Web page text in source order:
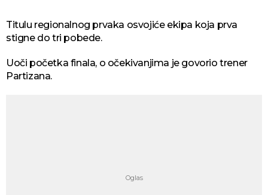
Titulu regionalnog prvaka osvojiće ekipa koja prva
stigne do tri pobede.
Uoči početka finala, o očekivanjima je govorio trener
Partizana.